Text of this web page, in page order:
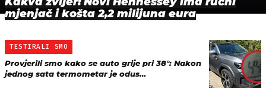
mjenjač i košta 2,2 milijuna eura
TESTIRALI SMO
Provjerili smo kako se auto grije pri 38°: Nakon
jednog sata termometar je odus…